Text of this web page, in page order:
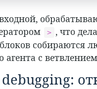
> , что
собираются
агента с